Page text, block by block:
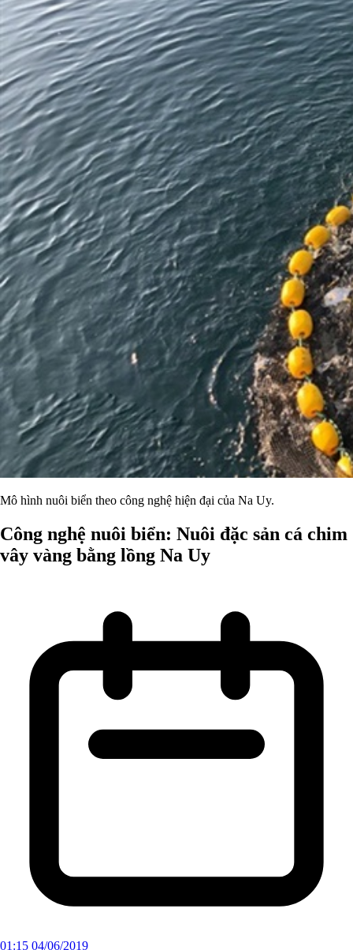
Mô hình nuôi biển theo công nghệ hiện đại của Na Uy.
Công nghệ nuôi biển: Nuôi đặc sản cá chim
vây vàng bằng lồng Na Uy
01:15 04/06/2019